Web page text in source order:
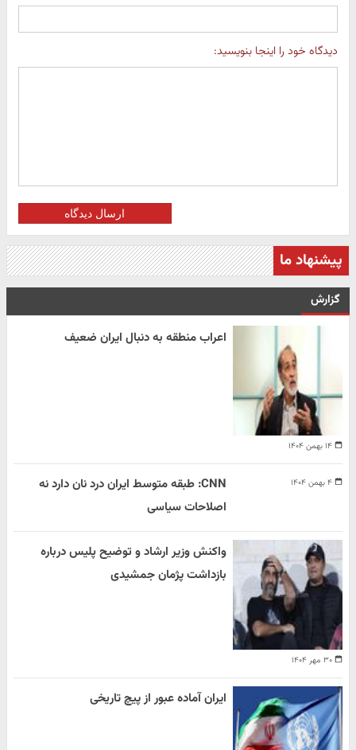
دیدگاه خود را اینجا بنویسید:
ارسال دیدگاه
پیشنهاد ما
گزارش
۱۴ بهمن ۱۴۰۴
اعراب منطقه به دنبال ایران ضعیف
۴ بهمن ۱۴۰۴
CNN: طبقه متوسط ایران درد نان دارد نه
اصلاحات سیاسی
۳۰ مهر ۱۴۰۴
واکنش وزیر ارشاد و توضیح پلیس درباره
بازداشت پژمان جمشیدی
ایران آماده عبور از پیچ تاریخی